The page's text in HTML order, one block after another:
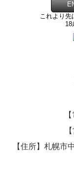
これより先
18
【住所】札幌市